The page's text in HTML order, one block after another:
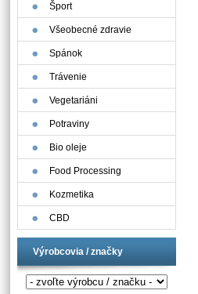
Šport
Všeobecné zdravie
Spánok
Trávenie
Vegetariáni
Potraviny
Bio oleje
Food Processing
Kozmetika
CBD
Výrobcovia / značky